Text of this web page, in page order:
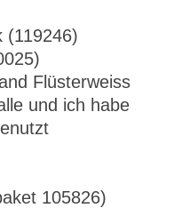
(119246)
Flüsterweiss
und ich habe
105826)